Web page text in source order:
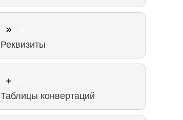
Реквизиты
Таблицы конвертаций